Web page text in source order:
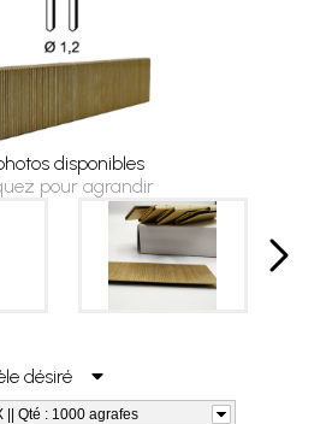
disponibles
pour agrandir
désiré
|| Qté : 1000 agrafes